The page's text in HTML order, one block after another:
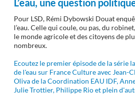
L’eau, une question
Pour LSD, Rémi Dybowski Douat
l’eau. Celle qui coule, ou pas, du
le monde agricole et des citoyens de
nombreux.
Ecoutez le premier épisode de la série
de l'eau sur France Culture avec Jean-
Oliva de la Coordination EAU IDF,
Julie Trottier, Philippe Rio et plein